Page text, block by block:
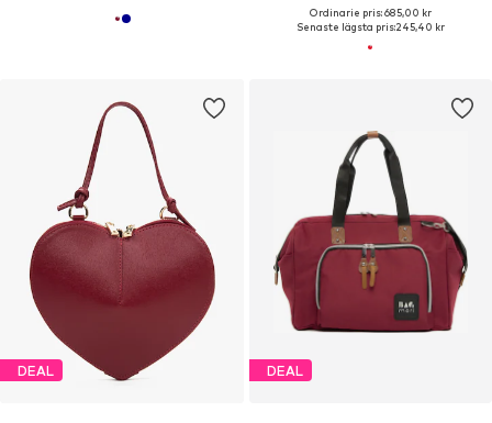
Ordinarie pris: 685,00 kr
Senaste lägsta pris:245,40 kr
DEAL DEAL